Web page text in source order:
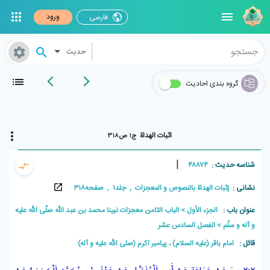
فارسی ورود
حدیث
گروه بندی احادیث
اثبات الهداة ج۱ ص۳۱۸
شناسه حدیث : ۴۸۸۷۴ |
نشانی :إثبات الهداة بالنصوص و المعجزات , جلد۱ , صفحه۳۱۸
عنوان باب : الجزء الأول
الباب الثامن معجزات نبينا محمد بن عبد اللّه صلّى اللّه عليه
و آله و سلّم
الفصل السادس عشر
قائل : امام باقر (علیه السلام) ، پيامبر اکرم (صلی الله علیه و آله)